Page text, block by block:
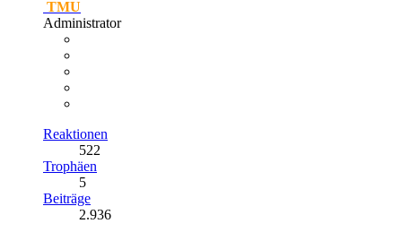
TMU
Administrator
Reaktionen
522
Trophäen
5
Beiträge
2.936